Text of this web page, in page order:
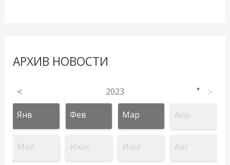
АРХИВ НОВОСТИ
< 2023 ▼ >
Янв Фев Мар Апр
Май Июн Июл Авг